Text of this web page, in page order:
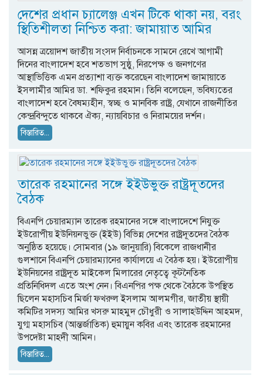
দেশের প্রধান চ্যালেঞ্জ এখন টিকে থাকা নয়, বরং
স্থিতিশীলতা নিশ্চিত করা: জামায়াত আমির
আসন্ন ত্রয়োদশ জাতীয় সংসদ নির্বাচনকে সামনে রেখে আগামী
দিনের বাংলাদেশ হবে শতভাগ সুষ্ঠু, নিরপেক্ষ ও জনগণের
আস্থাভিত্তিক এমন প্রত্যাশা ব্যক্ত করেছেন বাংলাদেশ জামায়াতে
ইসলামীর আমির ডা. শফিকুর রহমান। তিনি বলেছেন, ভবিষ্যতের
বাংলাদেশ হবে বৈষম্যহীন, স্বচ্ছ ও মানবিক রাষ্ট্র, যেখানে রাজনীতির
কেন্দ্রবিন্দুতে থাকবে ঐক্য, ন্যায়বিচার ও নিরাময়ের দর্শন।
বিস্তারিত...
তারেক রহমানের সঙ্গে ইইউভুক্ত রাষ্ট্রদূতদের
বৈঠক
বিএনপি চেয়ারম্যান তারেক রহমানের সঙ্গে বাংলাদেশে নিযুক্ত
ইউরোপীয় ইউনিয়নভুক্ত (ইইউ) বিভিন্ন দেশের রাষ্ট্রদূতদের বৈঠক
অনুষ্ঠিত হয়েছে। সোমবার (১৯ জানুয়ারি) বিকেলে রাজধানীর
গুলশানে বিএনপি চেয়ারম্যানের কার্যালয়ে এ বৈঠক হয়। ইউরোপীয়
ইউনিয়নের রাষ্ট্রদূত মাইকেল মিলারের নেতৃত্বে কূটনৈতিক
প্রতিনিধিদল এতে অংশ নেন। বিএনপির পক্ষ থেকে বৈঠকে উপস্থিত
ছিলেন মহাসচিব মির্জা ফখরুল ইসলাম আলমগীর, জাতীয় স্থায়ী
কমিটির সদস্য আমির খসরু মাহমুদ চৌধুরী ও সালাহউদ্দিন আহমদ,
যুগ্ম মহাসচিব (আন্তর্জাতিক) হুমায়ুন কবির এবং তারেক রহমানের
উপদেষ্টা মাহদী আমিন।
বিস্তারিত...